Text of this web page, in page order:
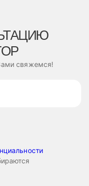
свяжемся!